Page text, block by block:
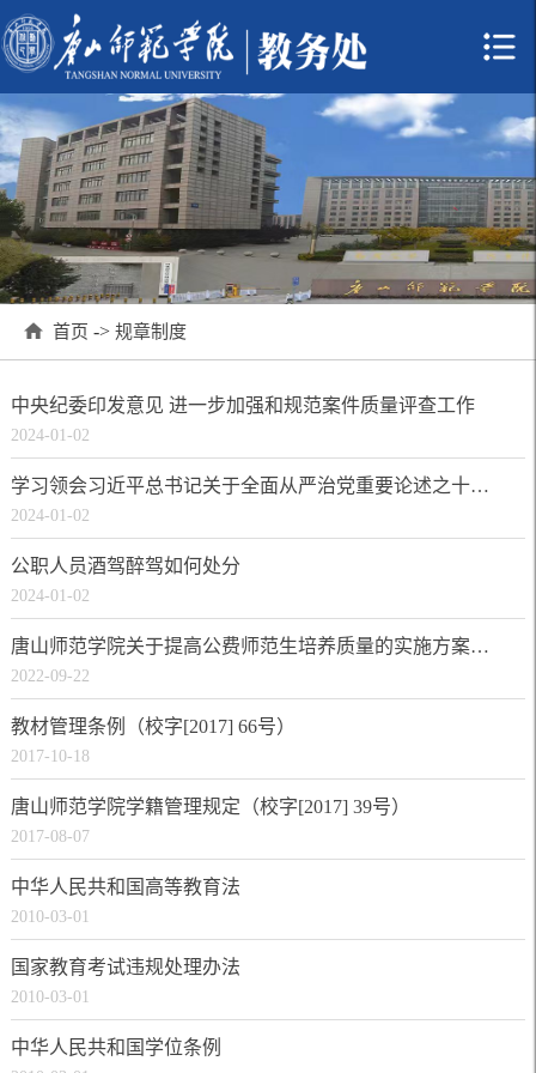
首页 -> 规章制度
中央纪委印发意见 进一步加强和规范案件质量评查工作
2024-01-02
学习领会习近平总书记关于全面从严治党重要论述之十二 全面从严治党主体责任是重大政治责任
2024-01-02
公职人员酒驾醉驾如何处分
2024-01-02
唐山师范学院关于提高公费师范生培养质量的实施方案（试行）
2022-09-22
教材管理条例（校字[2017] 66号）
2017-10-18
唐山师范学院学籍管理规定（校字[2017] 39号）
2017-08-07
中华人民共和国高等教育法
2010-03-01
国家教育考试违规处理办法
2010-03-01
中华人民共和国学位条例